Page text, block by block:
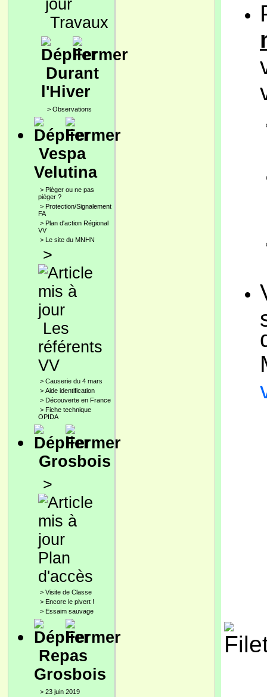
Travaux
Durant
l'Hiver
> Observations
Vespa
Velutina
> Pièger ou ne pas
piéger ?
> Protection/Signalement
FA
> Plan d'action Régional
VV
> Le site du MNHN
>
Les
référents
VV
> Causerie du 4 mars
> Aide identification
> Découverte en France
> Fiche technique
OPIDA
Grosbois
>
Plan
d'accès
> Visite de Classe
> Encore le pivert !
> Essaim sauvage
Repas
Grosbois
> 23 juin 2019